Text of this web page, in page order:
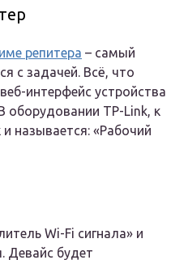
репитера – самый
с задачей. Всё, что
интерфейс устройства
оборудовании TP-Link, к
называется: «Рабочий
Wi-Fi сигнала» и
Девайс будет